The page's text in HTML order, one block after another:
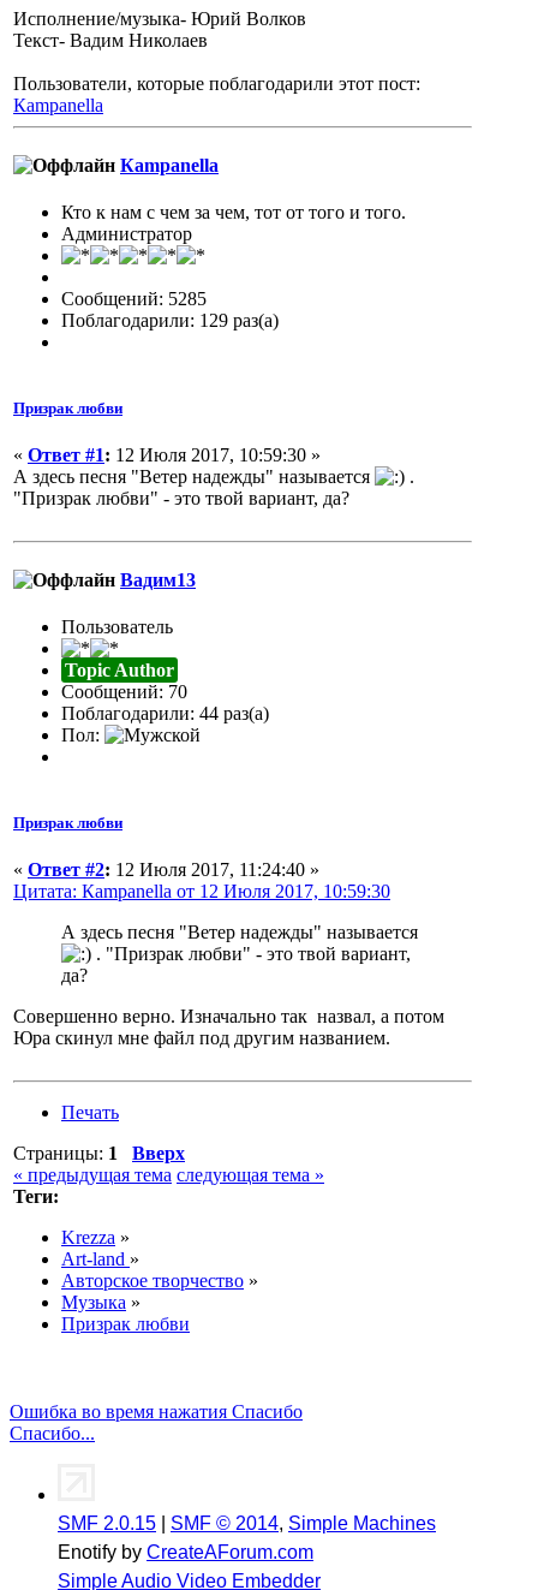
Исполнение/музыка- Юрий Волков
Текст- Вадим Николаев
Пользователи, которые поблагодарили этот пост:
Кampanella
Кampanella
Кто к нам с чем за чем, тот от того и того.
Администратор
Сообщений: 5285
Поблагодарили: 129 раз(а)
Призрак любви
« Ответ #1: 12 Июля 2017, 10:59:30 »
А здесь песня "Ветер надежды" называется
.
"Призрак любви" - это твой вариант, да?
Вадим13
Пользователь
Topic Author
Сообщений: 70
Поблагодарили: 44 раз(а)
Пол:
Призрак любви
« Ответ #2: 12 Июля 2017, 11:24:40 »
Цитата: Кampanella от 12 Июля 2017, 10:59:30
А здесь песня "Ветер надежды" называется
. "Призрак любви" - это твой вариант,
да?
Совершенно верно. Изначально так назвал, а потом
Юра скинул мне файл под другим названием.
Печать
Страницы: 1
Вверх
« предыдущая тема следующая тема »
Теги:
Krezza »
Art-land »
Авторское творчество »
Музыка »
Призрак любви
Ошибка во время нажатия Спасибо
Спасибо...
SMF 2.0.15 SMF © 2014, Simple Machines
Enotify by CreateAForum.com
Simple Audio Video Embedder